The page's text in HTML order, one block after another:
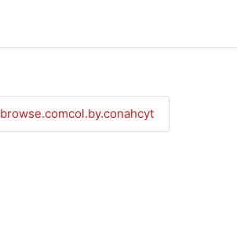
browse.comcol.by.conahcyt